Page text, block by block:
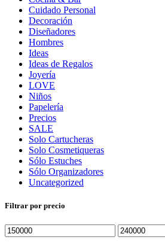
Cuidado Personal
Decoración
Diseñadores
Hombres
Ideas
Ideas de Regalos
Joyería
LOVE
Niños
Papelería
Precios
SALE
Solo Cartucheras
Solo Cosmetiqueras
Sólo Estuches
Sólo Organizadores
Uncategorized
Filtrar por precio